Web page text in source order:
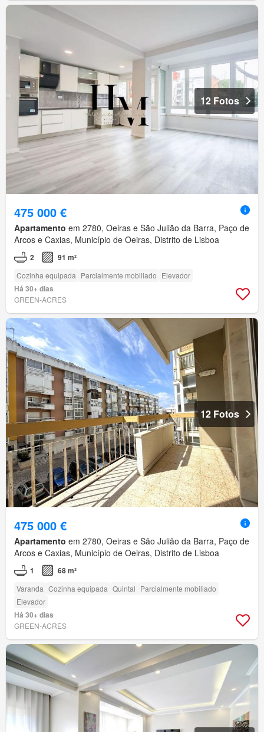
12 Fotos
475 000 €
Apartamento em 2780, Oeiras e São Julião da Barra, Paço de
Arcos e Caxias, Município de Oeiras, Distrito de Lisboa
2 91 m²
Cozinha equipada Parcialmente mobiliado Elevador
Há 30+ dias
GREEN-ACRES
12 Fotos
475 000 €
Apartamento em 2780, Oeiras e São Julião da Barra, Paço de
Arcos e Caxias, Município de Oeiras, Distrito de Lisboa
1 68 m²
Varanda Cozinha equipada Quintal Parcialmente mobiliado
Elevador
Há 30+ dias
GREEN-ACRES